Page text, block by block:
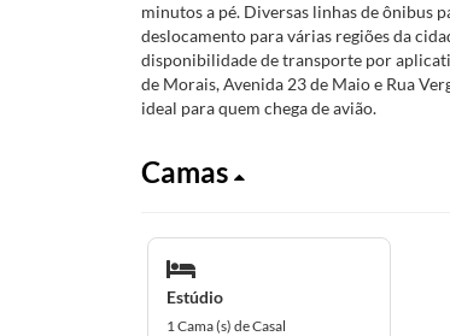
minutos a pé. Diversas linhas de ônibus
deslocamento para várias regiões da
disponibilidade de transporte por
de Morais, Avenida 23 de Maio e Rua
ideal para quem chega de avião.
Camas
Estúdio
1 Cama (s) de Casal